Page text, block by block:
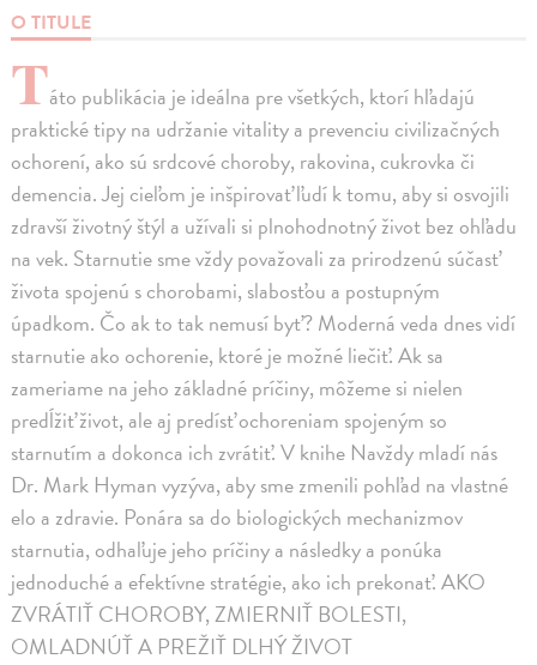
O TITULE
Táto publikácia je ideálna pre všetkých, ktorí hľadajú
praktické tipy na udržanie vitality a prevenciu civilizačných
ochorení, ako sú srdcové choroby, rakovina, cukrovka či
demencia. Jej cieľom je inšpirovať ľudí k tomu, aby si osvojili
zdravší životný štýl a užívali si plnohodnotný život bez ohľadu
na vek. Starnutie sme vždy považovali za prirodzenú súčasť
života spojenú s chorobami, slabosťou a postupným
úpadkom. Čo ak to tak nemusí byť? Moderná veda dnes vidí
starnutie ako ochorenie, ktoré je možné liečiť. Ak sa
zameriame na jeho základné príčiny, môžeme si nielen
predĺžiť život, ale aj predísť ochoreniam spojeným so
starnutím a dokonca ich zvrátiť. V knihe Navždy mladí nás
Dr. Mark Hyman vyzýva, aby sme zmenili pohľad na vlastné
elo a zdravie. Ponára sa do biologických mechanizmov
starnutia, odhaľuje jeho príčiny a následky a ponúka
jednoduché a efektívne stratégie, ako ich prekonať. AKO
ZVRÁTIŤ CHOROBY, ZMIERNIŤ BOLESTI,
OMLADNÚŤ A PREŽIŤ DLHÝ ŽIVOT